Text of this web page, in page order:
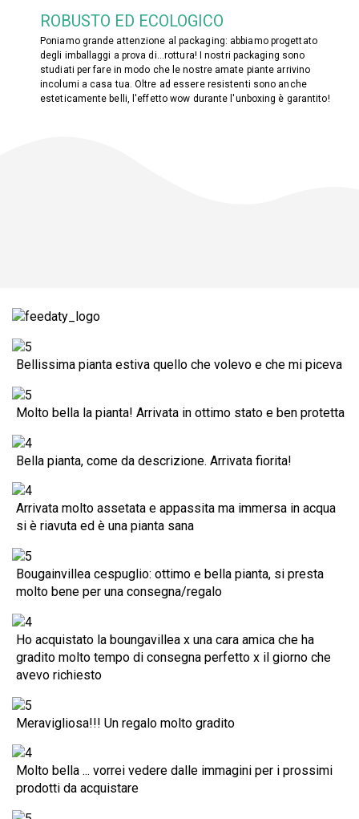
ROBUSTO ED ECOLOGICO
Poniamo grande attenzione al packaging: abbiamo progettato
degli imballaggi a prova di...rottura! I nostri packaging sono
studiati per fare in modo che le nostre amate piante arrivino
incolumi a casa tua. Oltre ad essere resistenti sono anche
esteticamente belli, l'effetto wow durante l'unboxing è garantito!
Bellissima pianta estiva quello che volevo e che mi piceva
Molto bella la pianta! Arrivata in ottimo stato e ben protetta
Bella pianta, come da descrizione. Arrivata fiorita!
Arrivata molto assetata e appassita ma immersa in acqua
si è riavuta ed è una pianta sana
Bougainvillea cespuglio: ottimo e bella pianta, si presta
molto bene per una consegna/regalo
Ho acquistato la boungavillea x una cara amica che ha
gradito molto tempo di consegna perfetto x il giorno che
avevo richiesto
Meravigliosa!!! Un regalo molto gradito
Molto bella ... vorrei vedere dalle immagini per i prossimi
prodotti da acquistare